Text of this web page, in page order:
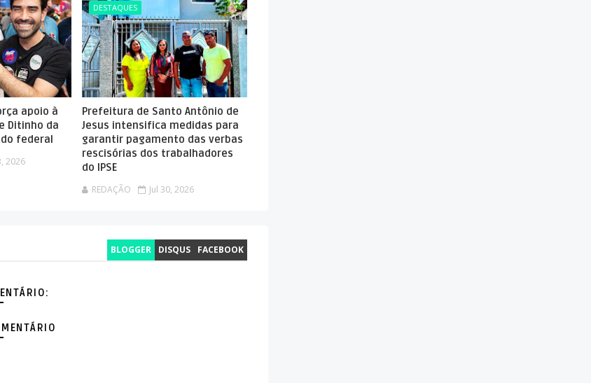
apoio à
Ditinho da
federal
2026
DESTAQUES
Prefeitura de Santo Antônio de
Jesus intensifica medidas para
garantir pagamento das verbas
rescisórias dos trabalhadores
do IPSE
REDAÇÃO Jul 30, 2026
BLOGGER DISQUS FACEBOOK